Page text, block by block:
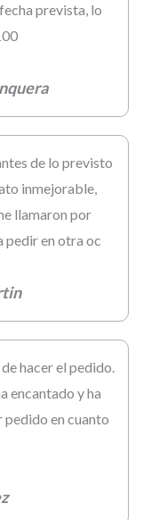
prevista, lo
de lo previsto
inmejorable,
llamaron por
pedir en otra oc
hacer el pedido.
encantado y ha
pedido en cuanto